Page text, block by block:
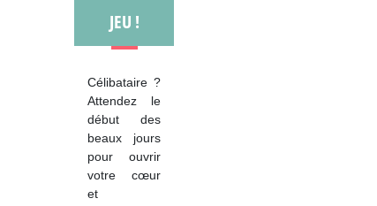
JEU !
Célibataire ?
Attendez le
début des
beaux jours
pour ouvrir
votre cœur
et